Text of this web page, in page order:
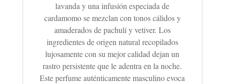
lavanda y una infusión especiada de
cardamomo se mezclan con tonos cálidos y
amaderados de pachulí y vetiver. Los
ingredientes de origen natural recopilados
lujosamente con su mejor calidad dejan un
rastro persistente que le adentra en la noche.
Este perfume auténticamente masculino evoca